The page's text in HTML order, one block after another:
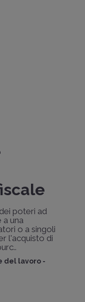
poteri ad
una
o a singoli
l'acquisto di
del lavoro -